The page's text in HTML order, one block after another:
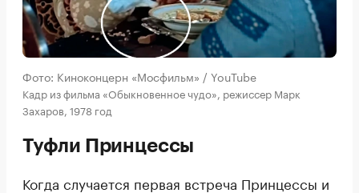
Фото: Киноконцерн «Мосфильм» / YouTube
Кадр из фильма «Обыкновенное чудо», режиссер Марк
Захаров, 1978 год
Туфли Принцессы
Когда случается первая встреча Принцессы и